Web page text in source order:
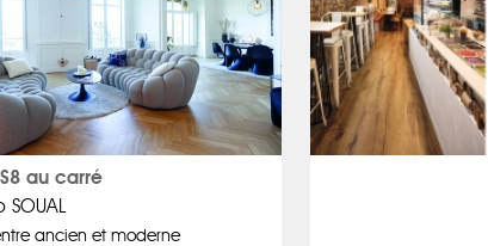
au carré
SOUAL
ancien et moderne